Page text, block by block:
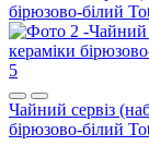
5
Чайний сервіз
бірюзово-білий